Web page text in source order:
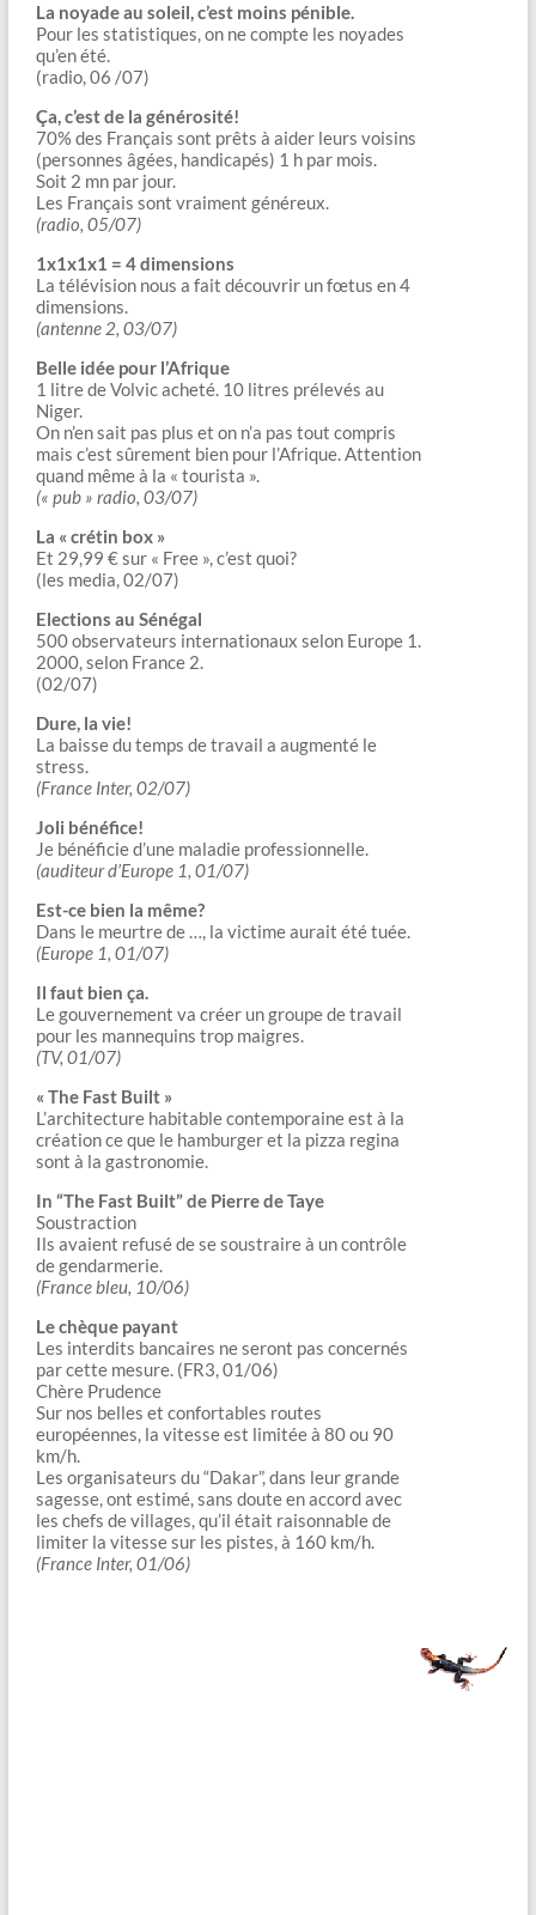
La noyade au soleil, c’est moins pénible.
Pour les statistiques, on ne compte les noyades
qu’en été.
(radio, 06 /07)
Ça, c’est de la générosité!
70% des Français sont prêts à aider leurs voisins
(personnes âgées, handicapés) 1 h par mois.
Soit 2 mn par jour.
Les Français sont vraiment généreux.
(radio, 05/07)
1x1x1x1 = 4 dimensions
La télévision nous a fait découvrir un fœtus en 4
dimensions.
(antenne 2, 03/07)
Belle idée pour l’Afrique
1 litre de Volvic acheté. 10 litres prélevés au
Niger.
On n’en sait pas plus et on n’a pas tout compris
mais c’est sûrement bien pour l’Afrique. Attention
quand même à la « tourista ».
(« pub » radio, 03/07)
La « crétin box »
Et 29,99 € sur « Free », c’est quoi?
(les media, 02/07)
Elections au Sénégal
500 observateurs internationaux selon Europe 1.
2000, selon France 2.
(02/07)
Dure, la vie!
La baisse du temps de travail a augmenté le
stress.
(France Inter, 02/07)
Joli bénéfice!
Je bénéficie d’une maladie professionnelle.
(auditeur d’Europe 1, 01/07)
Est-ce bien la même?
Dans le meurtre de …, la victime aurait été tuée.
(Europe 1, 01/07)
Il faut bien ça.
Le gouvernement va créer un groupe de travail
pour les mannequins trop maigres.
(TV, 01/07)
« The Fast Built »
L’architecture habitable contemporaine est à la
création ce que le hamburger et la pizza regina
sont à la gastronomie.
In “The Fast Built” de Pierre de Taye
Soustraction
Ils avaient refusé de se soustraire à un contrôle
de gendarmerie.
(France bleu, 10/06)
Le chèque payant
Les interdits bancaires ne seront pas concernés
par cette mesure. (FR3, 01/06)
Chère Prudence
Sur nos belles et confortables routes
européennes, la vitesse est limitée à 80 ou 90
km/h.
Les organisateurs du “Dakar”, dans leur grande
sagesse, ont estimé, sans doute en accord avec
les chefs de villages, qu’il était raisonnable de
limiter la vitesse sur les pistes, à 160 km/h.
(France Inter, 01/06)